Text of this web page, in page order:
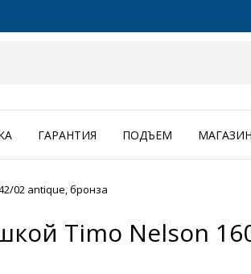
ГАРАНТИЯ ПОДЪЕМ МАГАЗИН
02 antique, бронза
Timo Nelson